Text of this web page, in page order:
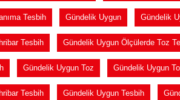
Tesbih Gündelik Uygun Gündelik
Tesbih Gündelik Uygun Ölçülerde Toz
Gündelik Uygun Toz Gündelik Uygun
Tesbih Gündelik Uygun Tesbih